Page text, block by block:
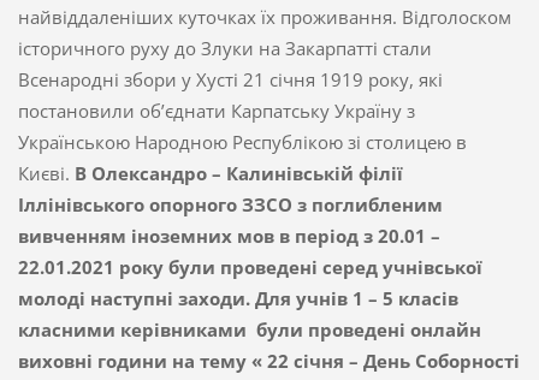
найвіддаленіших куточках їх проживання. Відголоском
історичного руху до Злуки на Закарпатті стали
Всенародні збори у Хусті 21 січня 1919 року, які
постановили об’єднати Карпатську Україну з
Українською Народною Республікою зі столицею в
Києві. В Олександро – Калинівській філії
Іллінівського опорного ЗЗСО з поглибленим
вивченням іноземних мов в період з 20.01 –
22.01.2021 року були проведені серед учнівської
молоді наступні заходи. Для учнів 1 – 5 класів
класними керівниками були проведені онлайн
виховні години на тему « 22 січня – День Соборності